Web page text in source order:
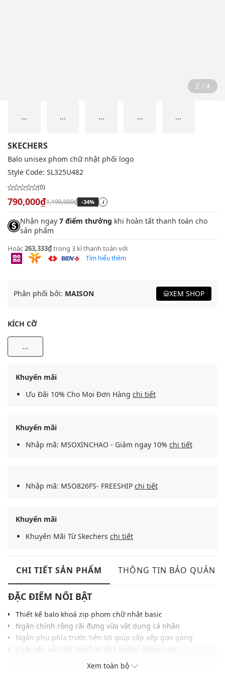
2 / 4
... ... ... ... ...
SKECHERS
Balo unisex phom chữ nhật phối logo
Style Code: SL325U482
(0)
790,000₫1,190,000₫ -34% i
Nhận ngay 7 điểm thưởng khi hoàn tất thanh toán cho
sản phẩm
Hoặc263,333₫trong 3 kì thanh toán với
Tìm hiểu thêm
Phân phối bởi: MAISON XEM SHOP
KÍCH CỠ
...
Khuyến mãi
Ưu Đãi 10% Cho Mọi Đơn Hàng chi tiết
Khuyến mãi
Nhập mã: MSOXINCHAO - Giảm ngay 10% chi tiết
Nhập mã: MSO826FS- FREESHIP chi tiết
Khuyến mãi
Khuyến Mãi Từ Skechers chi tiết
CHI TIẾT SẢN PHẨM THÔNG TIN BẢO QUẢN
ĐẶC ĐIỂM NỔI BẬT
Thiết kế balo khoá zip phom chữ nhật basic
Ngăn chính rộng rãi đựng vừa vật dụng cá nhân
Ngăn phụ phía trước tiện lợi giúp sắp xếp gọn gàng
Quai đeo chắc chắn, êm ái khi mang lâu
Logo Skechers nổi bật tinh tế ở mặt trước
Xem toàn bộ